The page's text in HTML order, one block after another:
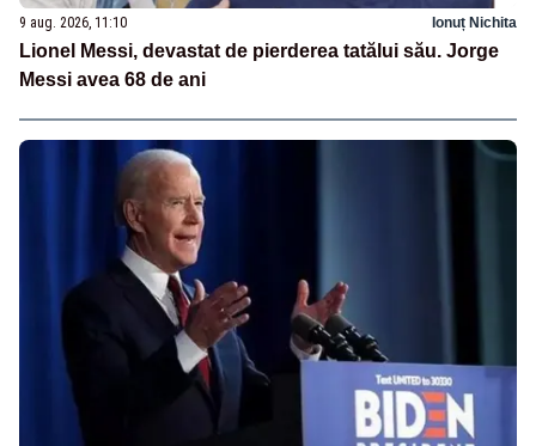
9 aug. 2026, 11:10 Ionuț Nichita
Lionel Messi, devastat de pierderea tatălui său. Jorge
Messi avea 68 de ani